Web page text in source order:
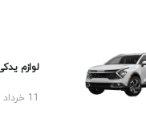
لوازم یدکی